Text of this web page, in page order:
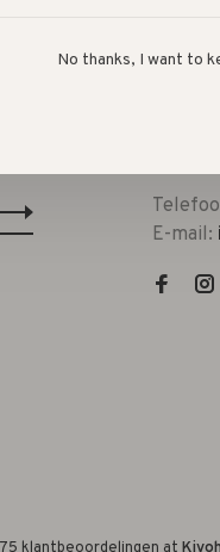
get the
offers
E-mail:
No thanks, I want to